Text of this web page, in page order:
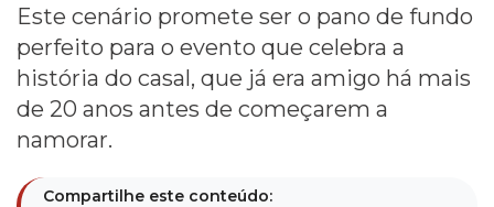
Este cenário promete ser o pano de fundo
perfeito para o evento que celebra a
história do casal, que já era amigo há mais
de 20 anos antes de começarem a
namorar.
Compartilhe este conteúdo: